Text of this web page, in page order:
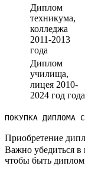
Диплом
техникума,
колледжа
2011-2013
года
Диплом
училища,
лицея 2010-
2024 год года
ПОКУПКА ДИПЛОМА
Приобретение
Важно убедиться в
чтобы быть